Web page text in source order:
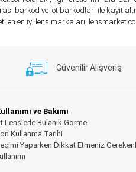
barkod ve lot barkodları ile kayıt
en iyi lens markaları,
Güvenilir Alışveriş
ve Bakımı
Lenslerle Bulanık Görme
Kullanma Tarihi
Yaparken Dikkat Etmeniz